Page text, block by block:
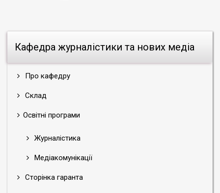
Кафедра журналістики та нових медіа
Про кафедру
Склад
Освітні програми
Журналістика
Медіакомунікації
Сторінка гаранта